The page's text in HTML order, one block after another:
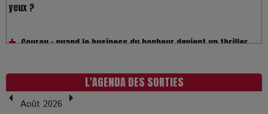
L’Affaire Bojarski : entre faux billets et vraie tragédie
L'AGENDA DES SORTIES
Août 2026